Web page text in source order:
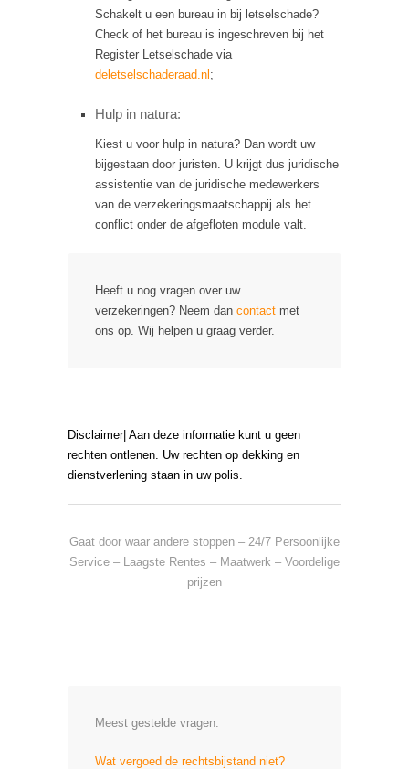
Schakelt u een bureau in bij letselschade?
Check of het bureau is ingeschreven bij het
Register Letselschade via
deletselschaderaad.nl ;
Hulp in natura:
Kiest u voor hulp in natura? Dan wordt uw
bijgestaan door juristen. U krijgt dus juridische
assistentie van de juridische medewerkers
van de verzekeringsmaatschappij als het
conflict onder de afgefloten module valt.
Heeft u nog vragen over uw
verzekeringen? Neem dan contact met
ons op. Wij helpen u graag verder.
Disclaimer| Aan deze informatie kunt u geen
rechten ontlenen. Uw rechten op dekking en
dienstverlening staan in uw polis.
Gaat door waar andere stoppen – 24/7 Persoonlijke
Service – Laagste Rentes – Maatwerk – Voordelige
prijzen
Meest gestelde vragen:
Wat vergoed de rechtsbijstand niet?